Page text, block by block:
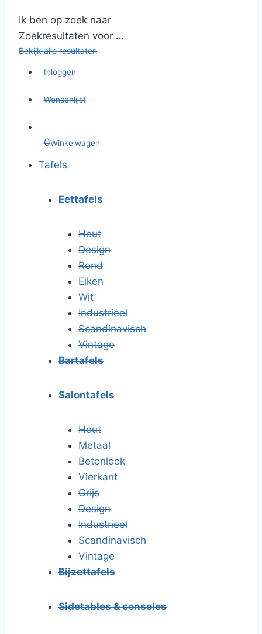
Ik ben op zoek naar
Zoekresultaten voor …
Bekijk alle resultaten
Inloggen
Wensenlijst
0Winkelwagen
Tafels
Eettafels
Hout
Design
Rond
Eiken
Wit
Industrieel
Scandinavisch
Vintage
Bartafels
Salontafels
Hout
Metaal
Betonlook
Vierkant
Grijs
Design
Industrieel
Scandinavisch
Vintage
Bijzettafels
Sidetables & consoles